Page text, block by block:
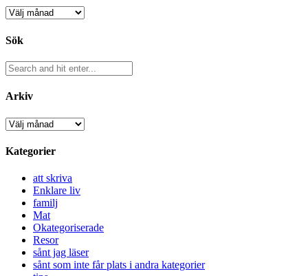
Arkiv
Sök
Arkiv
Arkiv
Kategorier
att skriva
Enklare liv
familj
Mat
Okategoriserade
Resor
sånt jag läser
sånt som inte får plats i andra kategorier